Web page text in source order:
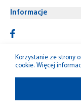
Korzystanie ze strony
cookie. Więcej
Informacje